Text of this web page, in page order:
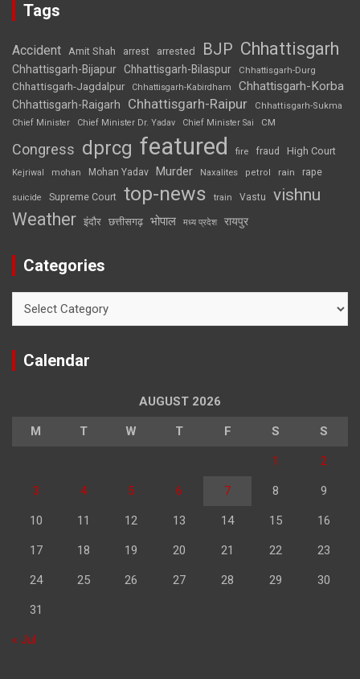
Tags
Accident Amit Shah arrest arrested BJP Chhattisgarh
Chhattisgarh-Bijapur Chhattisgarh-Bilaspur Chhattisgarh-Durg
Chhattisgarh-Jagdalpur Chhattisgarh-Kabirdham Chhattisgarh-Korba
Chhattisgarh-Raigarh Chhattisgarh-Raipur
Chhattisgarh-Sukma
Chief Minister
Chief Minister Dr. Yadav Chief Minister Sai CM
Congress dprcg featured fire fraud High Court
Kejriwal mohan Mohan Yadav Murder Naxalites petrol rain rape
suicide Supreme Court top-news train Vastu vishnu
Weather इंदौर छत्तीसगढ़ भोपाल मध्य प्रदेश रायपुर
Categories
Calendar
AUGUST 2026
M T W T F S S
1 2
3 4 5 6 7 8 9
10 11 12 13 14 15 16
17 18 19 20 21 22 23
24 25 26 27 28 29 30
31
« Jul